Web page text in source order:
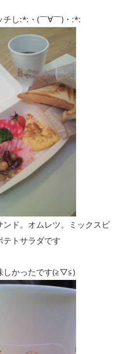
チし:*:・(￣∀￣)・:*:
ンド。オムレツ。ミックスビ
テトサラダです
しかったです(≧▽≦)